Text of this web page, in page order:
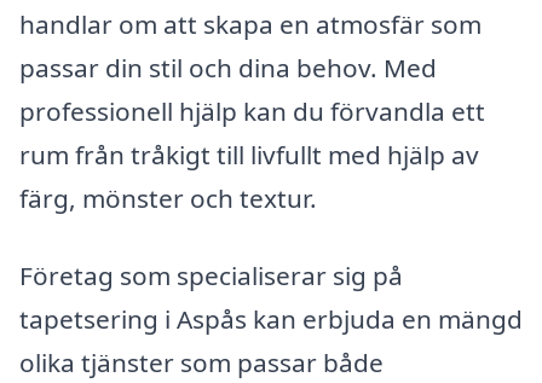
handlar om att skapa en atmosfär som
passar din stil och dina behov. Med
professionell hjälp kan du förvandla ett
rum från tråkigt till livfullt med hjälp av
färg, mönster och textur.
Företag som specialiserar sig på
tapetsering i Aspås kan erbjuda en mängd
olika tjänster som passar både